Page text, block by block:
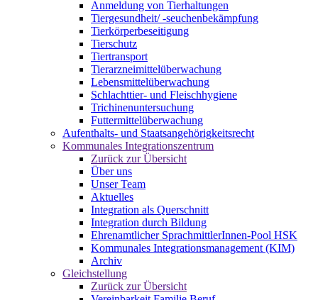
Anmeldung von Tierhaltungen
Tiergesundheit/ -seuchenbekämpfung
Tierkörperbeseitigung
Tierschutz
Tiertransport
Tierarzneimittelüberwachung
Lebensmittelüberwachung
Schlachttier- und Fleischhygiene
Trichinenuntersuchung
Futtermittelüberwachung
Aufenthalts- und Staatsangehörigkeitsrecht
Kommunales Integrationszentrum
Zurück zur Übersicht
Über uns
Unser Team
Aktuelles
Integration als Querschnitt
Integration durch Bildung
Ehrenamtlicher SprachmittlerInnen-Pool HSK
Kommunales Integrationsmanagement (KIM)
Archiv
Gleichstellung
Zurück zur Übersicht